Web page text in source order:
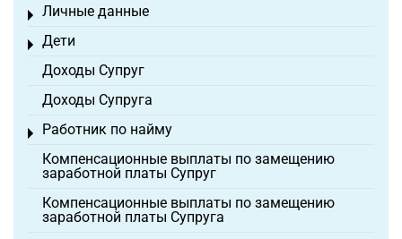
Личные данные
Toggle menu
Дети
Toggle menu
Доходы Супруг
Доходы Супруга
Работник по найму
Toggle menu
Компенсационные выплаты по замещению
заработной платы Супруг
Компенсационные выплаты по замещению
заработной платы Супруга